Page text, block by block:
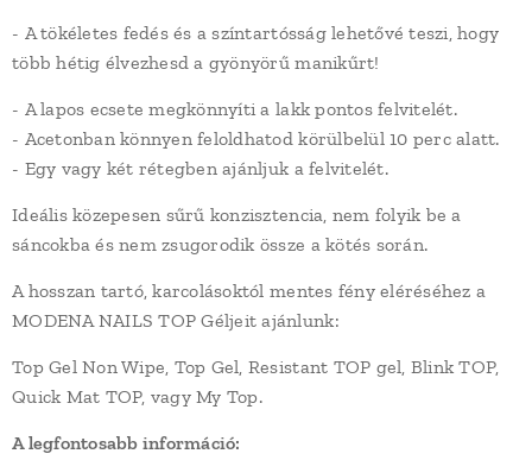
- A tökéletes fedés és a színtartósság lehetővé teszi, hogy
több hétig élvezhesd a gyönyörű manikűrt!
- A lapos ecsete megkönnyíti a lakk pontos felvitelét.
- Acetonban könnyen feloldhatod körülbelül 10 perc alatt.
- Egy vagy két rétegben ajánljuk a felvitelét.
Ideális közepesen sűrű konzisztencia, nem folyik be a
sáncokba és nem zsugorodik össze a kötés során.
A hosszan tartó, karcolásoktól mentes fény eléréséhez a
MODENA NAILS TOP Géljeit ajánlunk:
Top Gel Non Wipe, Top Gel, Resistant TOP gel, Blink TOP,
Quick Mat TOP, vagy My Top.
A legfontosabb információ: